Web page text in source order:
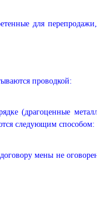
для
проводкой:
(драгоценные
следующим способом:
мены не